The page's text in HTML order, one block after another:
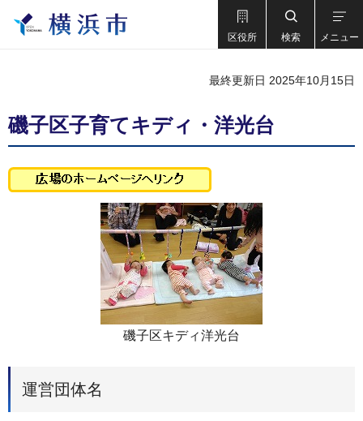
区役所 検索 メニュー
最終更新日 2025年10月15日
磯子区子育てキディ・洋光台
磯子区キディ洋光台
運営団体名